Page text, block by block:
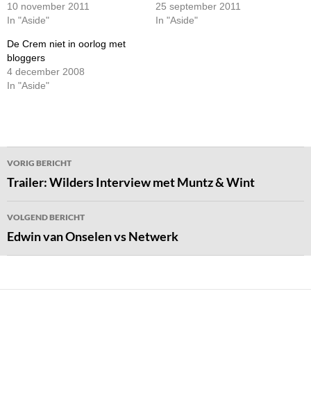
10 november 2011
In "Aside"
25 september 2011
In "Aside"
De Crem niet in oorlog met
bloggers
4 december 2008
In "Aside"
Bericht
navigatie
VORIG BERICHT
Trailer: Wilders Interview met Muntz & Wint
VOLGEND BERICHT
Edwin van Onselen vs Netwerk